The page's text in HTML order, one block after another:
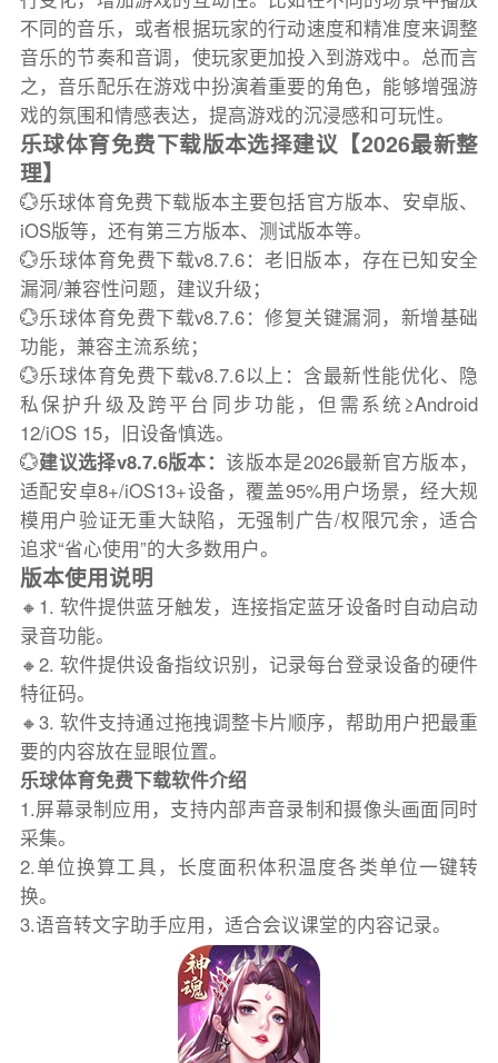
不同的音乐，或者根据玩家的行动速度和精准度来调整
音乐的节奏和音调，使玩家更加投入到游戏中。总而言
之，音乐配乐在游戏中扮演着重要的角色，能够增强游
戏的氛围和情感表达，提高游戏的沉浸感和可玩性。
乐球体育免费下载版本选择建议【2026最新整
理】
💮乐球体育免费下载版本主要包括官方版本、安卓版、
iOS版等，还有第三方版本、测试版本等。
💮乐球体育免费下载v8.7.6：老旧版本，存在已知安全
漏洞/兼容性问题，建议升级；
💮乐球体育免费下载v8.7.6：修复关键漏洞，新增基础
功能，兼容主流系统；
💮乐球体育免费下载v8.7.6以上：含最新性能优化、隐
私保护升级及跨平台同步功能，但需系统≥Android
12/iOS 15，旧设备慎选。
💮建议选择v8.7.6版本：该版本是2026最新官方版本，
适配安卓8+/iOS13+设备，覆盖95%用户场景，经大规
模用户验证无重大缺陷，无强制广告/权限冗余，适合
追求“省心使用”的大多数用户。
版本使用说明
🔸1. 软件提供蓝牙触发，连接指定蓝牙设备时自动启动
录音功能。
🔸2. 软件提供设备指纹识别，记录每台登录设备的硬件
特征码。
🔸3. 软件支持通过拖拽调整卡片顺序，帮助用户把最重
要的内容放在显眼位置。
乐球体育免费下载软件介绍
1.屏幕录制应用，支持内部声音录制和摄像头画面同时
采集。
2.单位换算工具，长度面积体积温度各类单位一键转
换。
3.语音转文字助手应用，适合会议课堂的内容记录。